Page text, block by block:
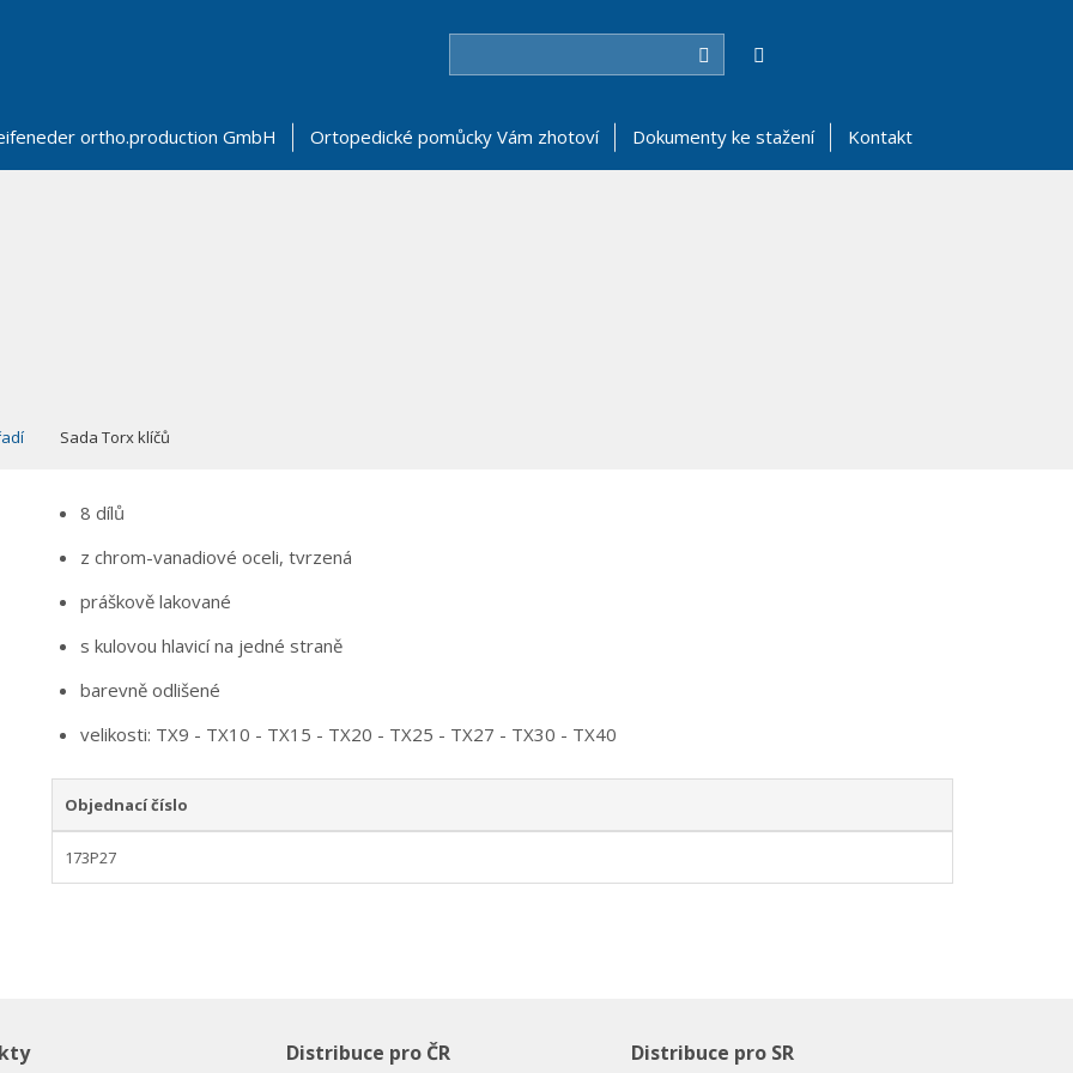
Hledat
ortho.production GmbH Ortopedické pomůcky Vám zhotoví Dokumenty ke stažení Kontakt
Sada Torx klíčů
8 dílů
z chrom-vanadiové oceli, tvrzená
práškově lakované
s kulovou hlavicí na jedné straně
barevně odlišené
velikosti: TX9 - TX10 - TX15 - TX20 - TX25 - TX27 - TX30 - TX40
Objednací číslo
173P27
Distribuce pro ČR Distribuce pro SR